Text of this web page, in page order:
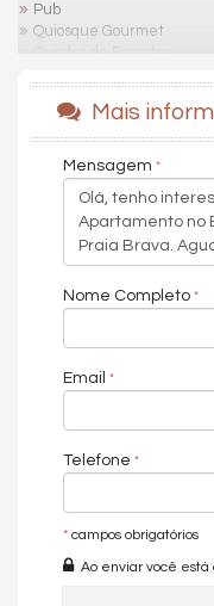
Pub
Quiosque Gourmet
Quadra de Esportes
Piscina Adulto
Piscina Infantil
Sala de Jogos
Academia
Características do
Área de Serviço
Sacada / Varanda
Cozinha Americana
Demi-Suíte
Churrasqueira
Piso Laminado
Andar Alto
Vista Livre
Vista Mar
Aceita Pet
Características do
Mais
Mensagem
Nome Completo
Email
Telefone
* campos obrigatórios
Ao enviar você está